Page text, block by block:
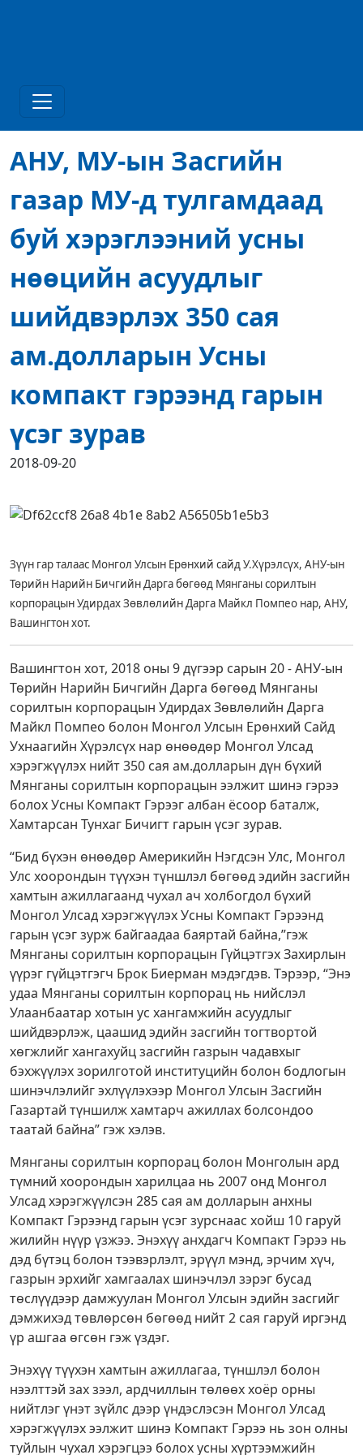
АНУ, МУ-ын Засгийн
газар МУ-д тулгамдаад
буй хэрэглээний усны
нөөцийн асуудлыг
шийдвэрлэх 350 сая
ам.долларын Усны
компакт гэрээнд гарын
үсэг зурав
2018-09-20
Зүүн гар талаас Монгол Улсын Ерөнхий сайд У.Хүрэлсүх, АНУ-ын
Төрийн Нарийн Бичгийн Дарга бөгөөд Мянганы сорилтын
корпорацын Удирдах Зөвлөлийн Дарга Майкл Помпео нар, АНУ,
Вашингтон хот.
Вашингтон хот, 2018 оны 9 дүгээр сарын 20-АНУ-ын
Төрийн Нарийн Бичгийн Дарга бөгөөд Мянганы
сорилтын корпорацын Удирдах Зөвлөлийн Дарга
Майкл Помпео болон Монгол Улсын Ерөнхий Сайд
Ухнаагийн Хүрэлсүх нар өнөөдөр Монгол Улсад
хэрэгжүүлэх нийт 350 сая ам.долларын дүн бүхий
Мянганы сорилтын корпорацын ээлжит шинэ гэрээ
болох Усны Компакт Гэрээг албан ёсоор баталж,
Хамтарсан Тунхаг Бичигт гарын үсэг зурав.
“Бид бүхэн өнөөдөр Америкийн Нэгдсэн Улс, Монгол
Улс хоорондын түүхэн түншлэл бөгөөд эдийн засгийн
хамтын ажиллагаанд чухал ач холбогдол бүхий
Монгол Улсад хэрэгжүүлэх Усны Компакт Гэрээнд
гарын үсэг зурж байгаадаа баяртай байна,”гэж
Мянганы сорилтын корпорацын Гүйцэтгэх Захирлын
үүрэг гүйцэтгэгч Брок Биерман мэдэгдэв. Тэрээр, “Энэ
удаа Мянганы сорилтын корпорац нь нийслэл
Улаанбаатар хотын ус хангамжийн асуудлыг
шийдвэрлэж, цаашид эдийн засгийн тогтвортой
хөгжлийг хангахуйц засгийн газрын чадавхыг
бэхжүүлэх зорилготой институцийн болон бодлогын
шинэчлэлийг эхлүүлэхээр Монгол Улсын Засгийн
Газартай түншилж хамтарч ажиллах болсондоо
таатай байна” гэж хэлэв.
Мянганы сорилтын корпорац болон Монголын ард
түмний хоорондын харилцаа нь 2007 онд Монгол
Улсад хэрэгжүүлсэн 285 сая ам долларын анхны
Компакт Гэрээнд гарын үсэг зурснаас хойш 10 гаруй
жилийн нүүр үзжээ. Энэхүү анхдагч Компакт Гэрээ нь
дэд бүтэц болон тээвэрлэлт, эрүүл мэнд, эрчим хүч,
газрын эрхийг хамгаалах шинэчлэл зэрэг бусад
төслүүдээр дамжуулан Монгол Улсын эдийн засгийг
дэмжихэд төвлөрсөн бөгөөд нийт 2 сая гаруй иргэнд
үр ашгаа өгсөн гэж үздэг.
Энэхүү түүхэн хамтын ажиллагаа, түншлэл болон
нээлттэй зах зээл, ардчиллын төлөөх хоёр орны
нийтлэг үнэт зүйлс дээр үндэслэсэн Монгол Улсад
хэрэгжүүлэх ээлжит шинэ Компакт Гэрээ нь зон олны
туйлын чухал хэрэгцээ болох усны хүртээмжийн